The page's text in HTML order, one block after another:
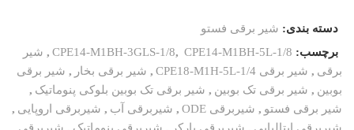
دسته بندی: شیر برقی فستو
برچسب:
CPE14-M1BH-3GLS-1/8, CPE14-M1BH-5L-1/8
, شیر
برقی , شیر برقی CPE18-M1H-5L-1/4 , شیر برقی بخار , شیر برقی
بوبین , شیر برقی تک بوبین , شیر برقی تک بوبین بلوکی پنوماتیک ,
شیر برقی فستو , شیربرقی ODE , شیربرقی آب , شیربرقی اروپایی ,
شیربرقی ایتالیایی , شیربرقی پارکر , شیربرقی پنوماتیک , شیربرقی